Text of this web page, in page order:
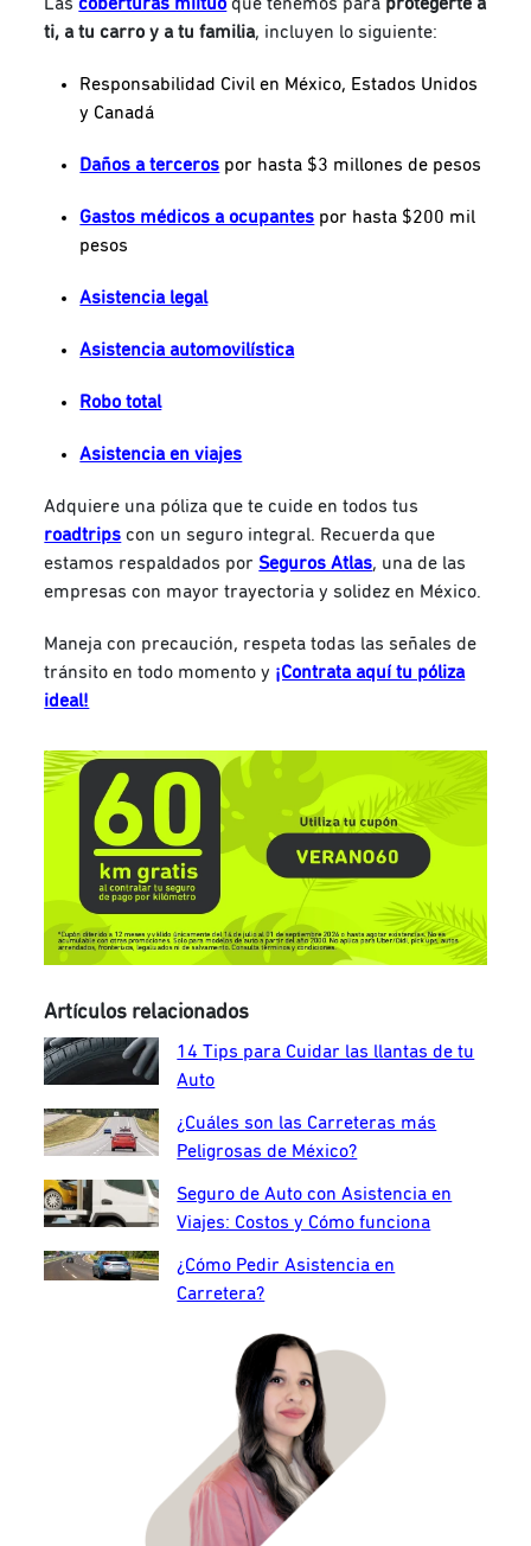
ti, a tu carro y a tu familia, incluyen lo siguiente:
Responsabilidad Civil en México, Estados Unidos
y Canadá
Daños a terceros por hasta $3 millones de pesos
Gastos médicos a ocupantes por hasta $200 mil
pesos
Asistencia legal
Asistencia automovilística
Robo total
Asistencia en viajes
Adquiere una póliza que te cuide en todos tus
roadtrips con un seguro integral. Recuerda que
estamos respaldados por Seguros Atlas, una de las
empresas con mayor trayectoria y solidez en México.
Maneja con precaución, respeta todas las señales de
tránsito en todo momento y ¡Contrata aquí tu póliza
ideal!
Artículos relacionados
14 Tips para Cuidar las llantas de tu
Auto
¿Cuáles son las Carreteras más
Peligrosas de México?
Seguro de Auto con Asistencia en
Viajes: Costos y Cómo funciona
¿Cómo Pedir Asistencia en
Carretera?